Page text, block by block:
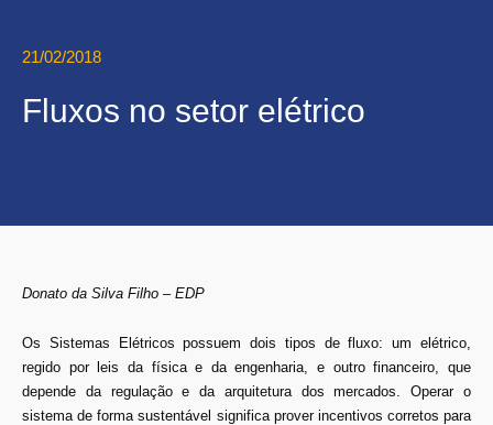
21/02/2018
Fluxos no setor elétrico
Donato da Silva Filho – EDP
Os Sistemas Elétricos possuem dois tipos de fluxo: um elétrico,
regido por leis da física e da engenharia, e outro financeiro, que
depende da regulação e da arquitetura dos mercados. Operar o
sistema de forma sustentável significa prover incentivos corretos para